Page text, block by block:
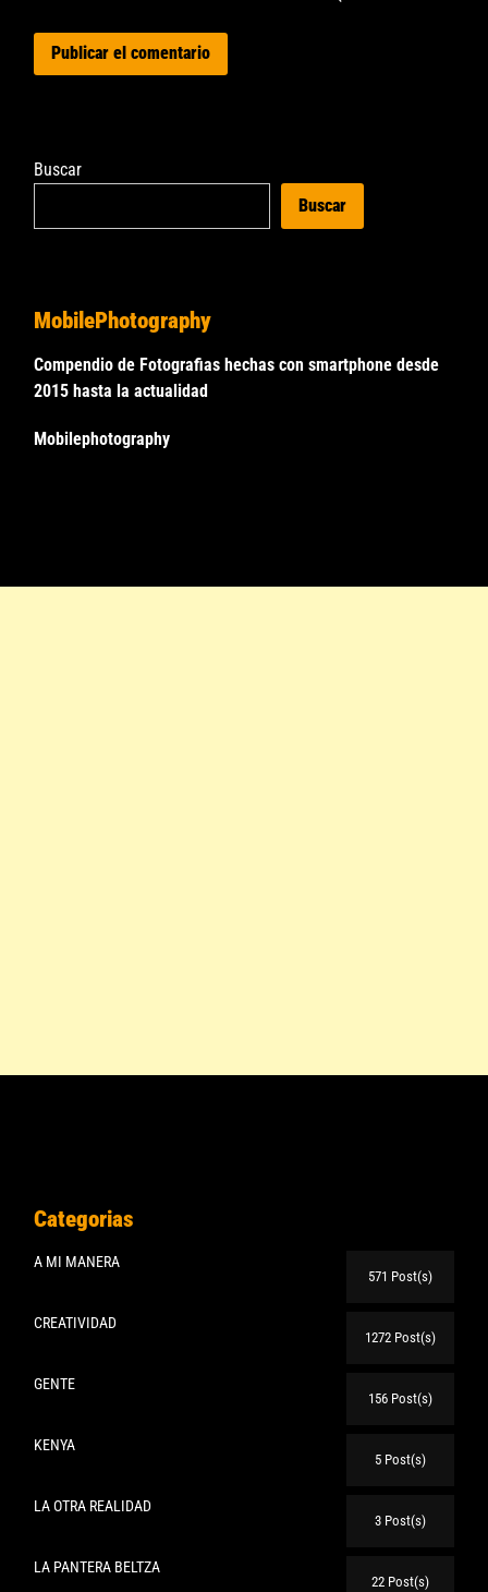
Buscar
Buscar
MobilePhotography
Compendio de Fotografias hechas con smartphone desde
2015 hasta la actualidad
Mobilephotography
Categorias
A MI MANERA
571 Post(s)
CREATIVIDAD
1272 Post(s)
GENTE
156 Post(s)
KENYA
5 Post(s)
LA OTRA REALIDAD
3 Post(s)
LA PANTERA BELTZA
22 Post(s)